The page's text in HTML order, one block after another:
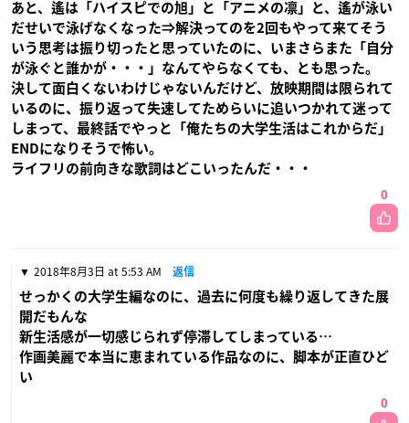
あと、遙は「ハイスピでの旭」と「アニメの凛」と、遙が泳い
だせいで泳げなくなった⇒解決ってのを2回もやって来てそう
いう思考は振り切ったと思っていたのに、いまさらまた「自分
が泳ぐと誰かが・・・」なんてやらなくても、とも思った。
決して面白くないわけじゃないんだけど、放映期間は限られて
いるのに、振り返って失速してためらいに追いつかれて迷って
しまって、最終話でやっと「俺たちの大学生活はこれからだ」
ENDになりそうで怖い。
ライフリの前向きな歌詞はどこいったんだ・・・
0
2018年8月3日 at 5:53 AM 返信
せっかくの大学生編なのに、過去に何度も繰り返してきた展
開だもんな
新生活感が一切感じられず停滞してしまっている…
作画美麗で本当に恵まれている作品なのに、脚本が正直ひど
い
0